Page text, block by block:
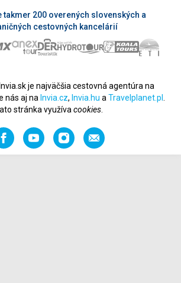
takmer 200 overených slovenských a
cestovných kancelárií
je najväčšia cestovná agentúra na
nás aj na Invia.cz, Invia.hu a Travelplanet.pl
stránka využíva cookies.
FacebookYouTubeInstagramOdporučiť